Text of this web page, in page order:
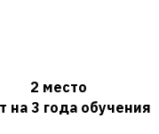
2 место
на 3 года обучения